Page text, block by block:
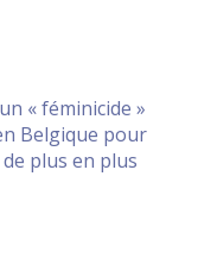
« féminicide »
Belgique pour
plus en plus